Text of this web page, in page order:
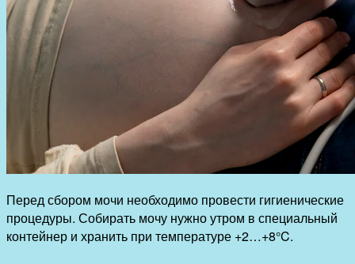
Перед сбором мочи необходимо провести гигиенические
процедуры. Собирать мочу нужно утром в специальный
контейнер и хранить при температуре +2…+8°C.